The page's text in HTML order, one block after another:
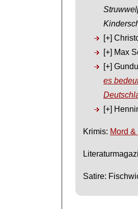
[+]
[+] Max
[+]
es
[+]
Krimis: Mord &
Satire: